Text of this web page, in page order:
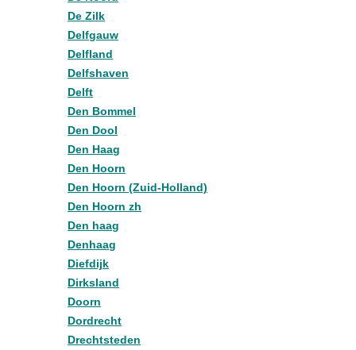
De Zilk
Delfgauw
Delfland
Delfshaven
Delft
Den Bommel
Den Dool
Den Haag
Den Hoorn
Den Hoorn (Zuid-Holland)
Den Hoorn zh
Den haag
Denhaag
Diefdijk
Dirksland
Doorn
Dordrecht
Drechtsteden